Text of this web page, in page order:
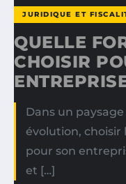
JURIDIQUE ET
QUELLE
CHOISIR
Dans un
évolution,
pour son
et […]